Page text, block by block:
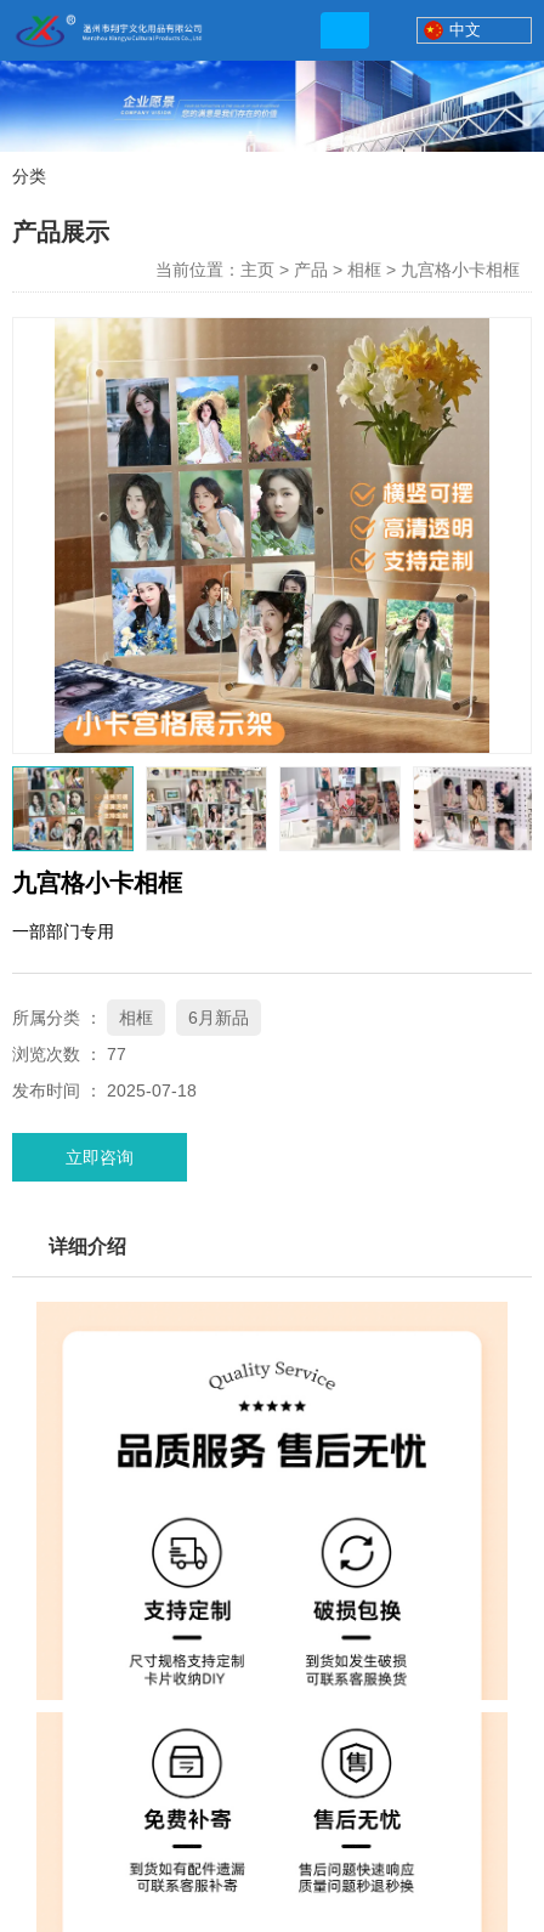
联系电话
网店地址:
http://xybp.tmall.com http://wzxybp.1688.com
QQ邮箱
中文
分类
产品展示
当前位置：主页 > 产品 > 相框 > 九宫格小卡相框
九宫格小卡相框
一部部门专用
所属分类 ： 相框
6月新品
浏览次数 ： 77
发布时间 ： 2025-07-18
立即咨询
详细介绍